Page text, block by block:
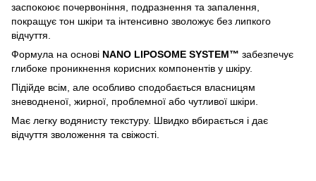
заспокоює почервоніння, подразнення та запалення,
покращує тон шкіри та інтенсивно зволожує без липкого
відчуття.
Формула на основі NANO LIPOSOME SYSTEM™ забезпечує
глибоке проникнення корисних компонентів у шкіру.
Підійде всім, але особливо сподобається власницям
зневодненої, жирної, проблемної або чутливої шкіри.
Має легку водянисту текстуру. Швидко вбирається і дає
відчуття зволоження та свіжості.